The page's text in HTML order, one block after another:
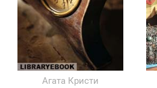
Агата Кристи